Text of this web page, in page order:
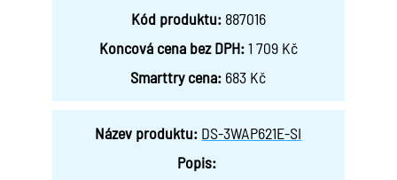
Kód produktu: 887016
Koncová cena bez DPH:1 709 Kč
Smarttry cena: 683 Kč
Název produktu: DS-3WAP621E-SI
Popis: